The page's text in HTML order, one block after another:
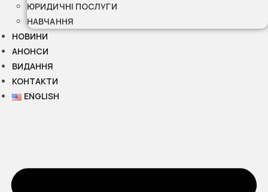
ЮРИДИЧНІ ПОСЛУГИ
НАВЧАННЯ
НОВИНИ
АНОНСИ
ВИДАННЯ
КОНТАКТИ
ENGLISH